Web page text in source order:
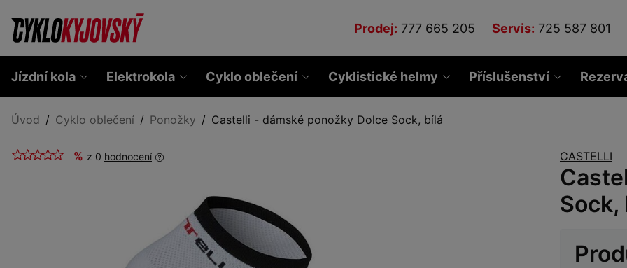
Prodej: 777 665 205 Servis: 725 587 801
Jízdní kola Elektrokola Cyklo oblečení Cyklistické helmy Příslušenství
Úvod Cyklo oblečení Ponožky Castelli - dámské ponožky Dolce Sock, bílá
% z 0 hodnocení CASTELLI
Sock,